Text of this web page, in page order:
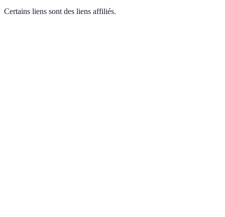
Certains liens sont des liens affiliés.